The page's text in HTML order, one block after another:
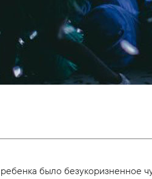
было безукоризненное